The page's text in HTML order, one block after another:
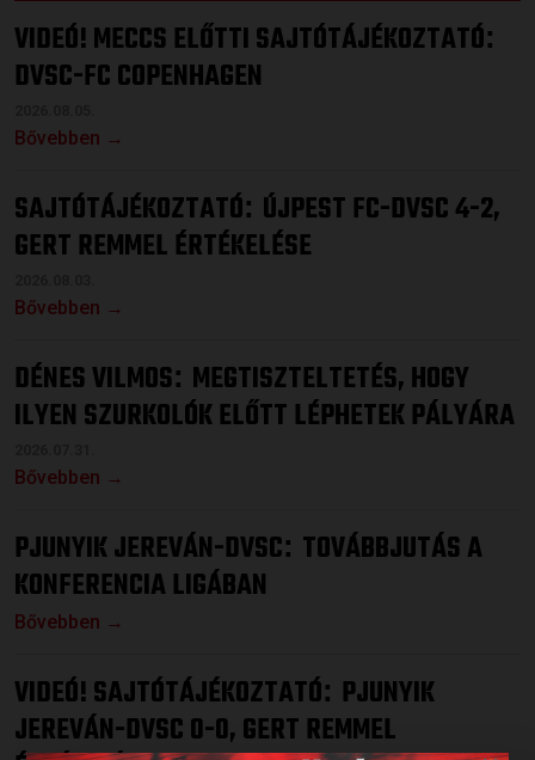
VIDEÓ! MECCS ELŐTTI SAJTÓTÁJÉKOZTATÓ:
DVSC-FC COPENHAGEN
Bővebben →
SAJTÓTÁJÉKOZTATÓ: ÚJPEST FC-DVSC 4-2,
GERT REMMEL ÉRTÉKELÉSE
Bővebben →
DÉNES VILMOS: MEGTISZTELTETÉS, HOGY
ILYEN SZURKOLÓK ELŐTT LÉPHETEK PÁLYÁRA
Bővebben →
PJUNYIK JEREVÁN-DVSC: TOVÁBBJUTÁS A
KONFERENCIA LIGÁBAN
Bővebben →
VIDEÓ! SAJTÓTÁJÉKOZTATÓ: PJUNYIK
JEREVÁN-DVSC 0-0, GERT REMMEL